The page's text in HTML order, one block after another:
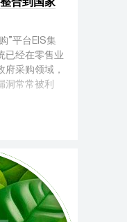
”平台EIS集
已经在零售业
府采购领域，
洞常常被利